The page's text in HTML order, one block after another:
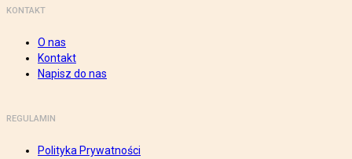
KONTAKT
O nas
Kontakt
Napisz do nas
REGULAMIN
Polityka Prywatności